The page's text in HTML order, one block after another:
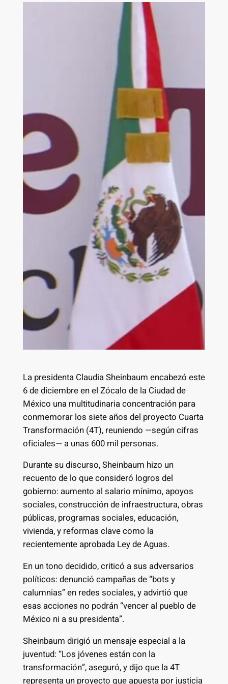
La presidenta Claudia Sheinbaum encabezó este
6 de diciembre en el Zócalo de la Ciudad de
México una multitudinaria concentración para
conmemorar los siete años del proyecto Cuarta
Transformación (4T), reuniendo —según cifras
oficiales— a unas 600 mil personas.
Durante su discurso, Sheinbaum hizo un
recuento de lo que consideró logros del
gobierno: aumento al salario mínimo, apoyos
sociales, construcción de infraestructura, obras
públicas, programas sociales, educación,
vivienda, y reformas clave como la
recientemente aprobada Ley de Aguas.
En un tono decidido, criticó a sus adversarios
políticos: denunció campañas de “bots y
calumnias” en redes sociales, y advirtió que
esas acciones no podrán “vencer al pueblo de
México ni a su presidenta”.
Sheinbaum dirigió un mensaje especial a la
juventud: “Los jóvenes están con la
transformación”, aseguró, y dijo que la 4T
representa un proyecto que apuesta por justicia